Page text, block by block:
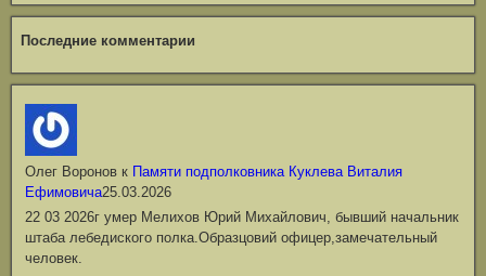
Последние комментарии
Олег Воронов к Памяти подполковника Куклева Виталия
Ефимовича25.03.2026
22 03 2026г умер Мелихов Юрий Михайлович, бывший начальник
штаба лебедиского полка.Образцовий офицер,замечательный
человек.